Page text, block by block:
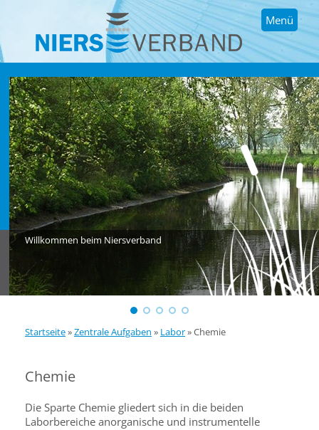
Menü
Willkommen beim Niersverband
Startseite»Zentrale Aufgaben » Labor»Chemie
Chemie
Die Sparte Chemie gliedert sich in die beiden
Laborbereiche anorganische und instrumentelle